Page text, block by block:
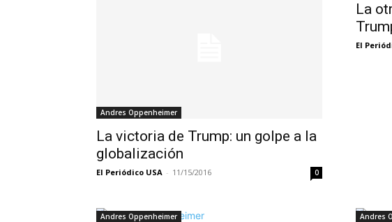
Andres Oppenheimer
La victoria de Trump: un golpe a la
globalización
El Periódico USA - 11/15/2016 0
La
El
Andres Oppenheimer Andres